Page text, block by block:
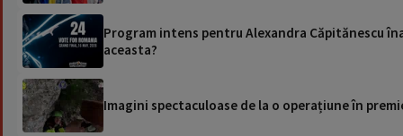
Program intens pentru Alexandra Căpitănescu
aceasta?
Imagini spectaculoase de la o operațiune în